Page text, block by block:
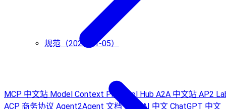
规范（2024-11-05）
MCP 中文站 Model Context Protocol Hub A2A 中文站 AP2
ACP 商务协议 Agent2Agent 文档Sora AI 中文 ChatGPT 中文